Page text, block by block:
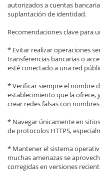
autorizados a cuentas
suplantación de identidad.
Recomendaciones clave para
* Evitar realizar operaciones
transferencias bancarias o
esté conectado a una red
* Verificar siempre el nombre
establecimiento que la ofrece,
crear redes falsas con
* Navegar únicamente en
de protocolos HTTPS,
* Mantener el sistema
muchas amenazas se
corregidas en versiones